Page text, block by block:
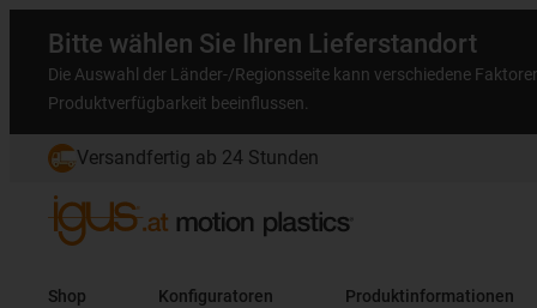
Bitte wählen Sie Ihren Lieferstandort
Die Auswahl der Länder-/Regionsseite kann verschiedene
Produktverfügbarkeit beeinflussen.
Versandfertig ab 24 Stunden
Shop Konfiguratoren Produktinformationen